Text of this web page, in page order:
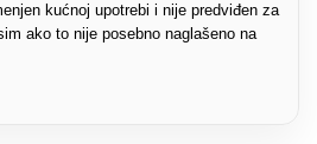
kućnoj upotrebi i nije predviđen za
ako to nije posebno naglašeno na